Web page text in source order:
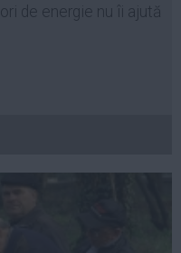
de energie nu îi ajută